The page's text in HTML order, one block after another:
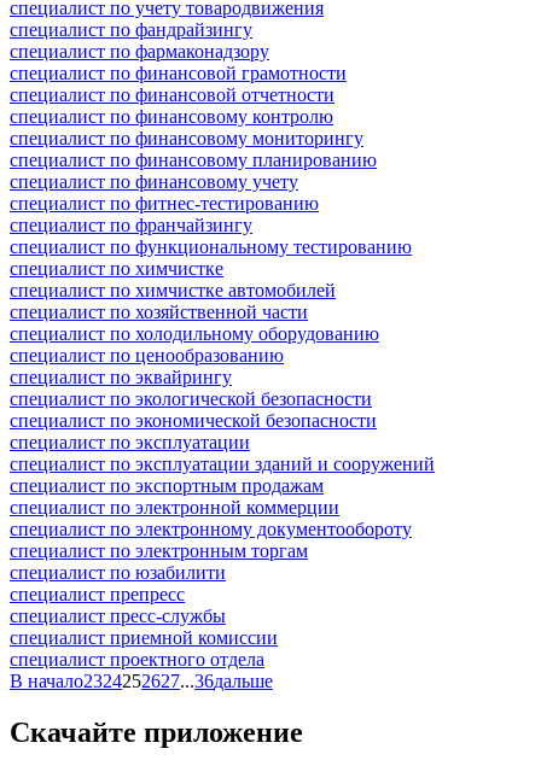
специалист по учету товародвижения
специалист по фандрайзингу
специалист по фармаконадзору
специалист по финансовой грамотности
специалист по финансовой отчетности
специалист по финансовому контролю
специалист по финансовому мониторингу
специалист по финансовому планированию
специалист по финансовому учету
специалист по фитнес-тестированию
специалист по франчайзингу
специалист по функциональному тестированию
специалист по химчистке
специалист по химчистке автомобилей
специалист по хозяйственной части
специалист по холодильному оборудованию
специалист по ценообразованию
специалист по эквайрингу
специалист по экологической безопасности
специалист по экономической безопасности
специалист по эксплуатации
специалист по эксплуатации зданий и сооружений
специалист по экспортным продажам
специалист по электронной коммерции
специалист по электронному документообороту
специалист по электронным торгам
специалист по юзабилити
специалист препресс
специалист пресс-службы
специалист приемной комиссии
специалист проектного отдела
В начало2324252627...36дальше
Скачайте приложение